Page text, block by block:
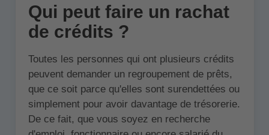
Qui peut faire un rachat
de crédits ?
Toutes les personnes qui ont plusieurs crédits
peuvent demander un regroupement de prêts,
que ce soit parce qu'elles sont surendettées ou
simplement pour avoir davantage de trésorerie.
De ce fait, que vous soyez en recherche